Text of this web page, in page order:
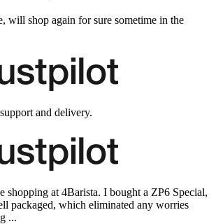
will shop again for sure sometime in the
and delivery.
shopping at 4Barista. I bought a ZP6 Special,
packaged, which eliminated any worries
...